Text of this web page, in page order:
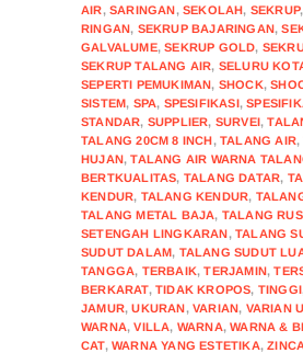
AIR,SARINGAN,SEKOLAH, SEKRUP
RINGAN, SEKRUP BAJARINGAN,
GALVALUME,SEKRUP GOLD,
SEKRUP TALANG AIR, SELURU
SEPERTI PEMUKIMAN, SHOCK,
SISTEM, SPA, SPESIFIKASI,
STANDAR, SUPPLIER, SURVEI,
TALANG 20CM 8 INCH,TALANG AIR,
HUJAN,TALANG AIR WARNA
BERTKUALITAS, TALANG DATAR,
KENDUR, TALANG KENDUR,
TALANG METAL BAJA, TALANG
SETENGAH LINGKARAN,TALANG
SUDUT DALAM, TALANG SUDUT
TANGGA, TERBAIK,TERJAMIN,
BERKARAT,TIDAK KROPOS, TINGGI
JAMUR,UKURAN,VARIAN, VARIAN
WARNA,VILLA, WARNA,WARNA &
CAT,WARNA YANG ESTETIKA,